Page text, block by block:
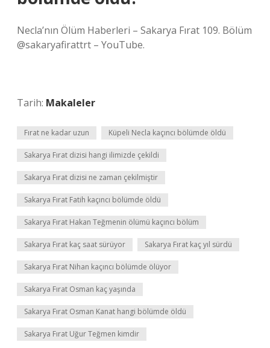
Necla’nın Ölüm Haberleri – Sakarya Fırat 109. Bölüm
@sakaryafirattrt – YouTube.
Tarih: Makaleler
Fırat ne kadar uzun Küpeli Necla kaçıncı bölümde öldü
Sakarya Fırat dizisi hangi ilimizde çekildi
Sakarya Fırat dizisi ne zaman çekilmiştir
Sakarya Fırat Fatih kaçıncı bölümde öldü
Sakarya Fırat Hakan Teğmenin ölümü kaçıncı bölüm
Sakarya Fırat kaç saat sürüyor Sakarya Fırat kaç yıl sürdü
Sakarya Fırat Nihan kaçıncı bölümde ölüyor
Sakarya Fırat Osman kaç yaşında
Sakarya Fırat Osman Kanat hangi bölümde öldü
Sakarya Fırat Uğur Teğmen kimdir